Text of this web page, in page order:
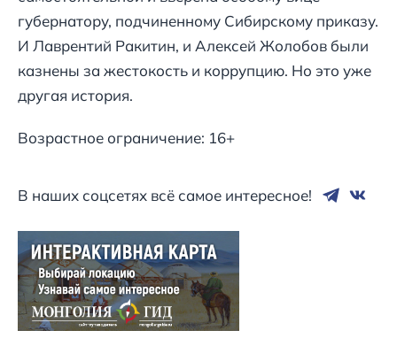
губернатору, подчиненному Сибирскому приказу.
И Лаврентий Ракитин, и Алексей Жолобов были
казнены за жестокость и коррупцию. Но это уже
другая история.
Возрастное ограничение: 16+
В наших соцсетях всё самое интересное!